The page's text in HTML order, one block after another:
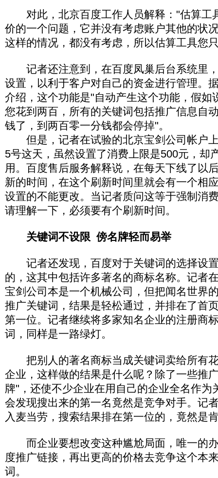
对此，北京百度工作人员解释："估算工
价的一个问题，它并没有考虑账户其他的状
这样的情况，都没有考虑，所以估算工具您
记者还注意到，在百度凤巢后台系统里
设置，以利于客户对自己的资金进行管理。
介绍，这个功能是"自动产生这个功能，假如
您花到两百，所有的关键词包括推广信息自
钱了，到两百零一分钱都会停掉"。
但是，记者在试验的北京宝剑公司帐户上
5号这天，虽然设置了消费上限是500元，却
用。百度售后服务解释说，在每天下线了以
新的时间，在这个刷新时间里就会有一个相
设置的不能更改。当记者质问这等于强制消
请理解一下，必须要有个刷新时间。
关键词不设限 傍名牌轻而易举
记者还发现，百度对于关键词的选择设
的，这其中包括许多著名的商标名称。记者
宝剑公司本是一个机械公司，但把闻名世界
推广关键词，结果是轻松通过，并排在了首
第一位。记者继续将多家知名企业的注册商
词，同样是一路绿灯。
把别人的著名商标当成关键词卖给所有
企业，这样做的结果是什么呢？除了一些推
牌"，还使不少企业在用自己的企业全名作为
会发现搜出来的第一名竟然是竞争对手。记
入麦当劳，搜索结果排在第一位的，竟然是
而企业要想改变这种尴尬局面，唯一的
度推广链接，再出更高的价格去竞争这个本
词。